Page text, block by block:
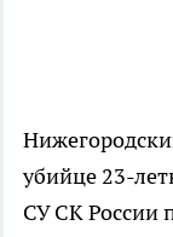
убийце 23-
СУ СК России